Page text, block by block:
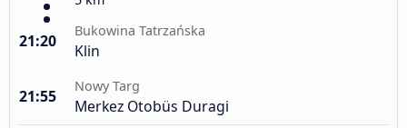
21:20
Bukowina Tatrzańska
Klin
21:55
Nowy Targ
Merkez Otobüs Duragi